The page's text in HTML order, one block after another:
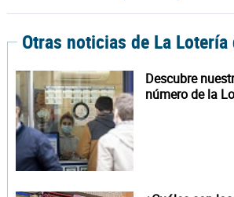
Otras noticias de La Lotería
Descubre
número de la